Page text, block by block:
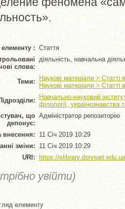
: Стаття
слова:
діяльність, навчальна
Теми:
Наукові матеріали > Статті
Наукові матеріали >
Навчально-науковий
філології, українознавства
що
депонує:
Адміністратор репозиторію
внесення:
11 Січ 2019 10:29
зміни:
11 Січ 2019 10:29
URI:
https://
увійти)
елементу